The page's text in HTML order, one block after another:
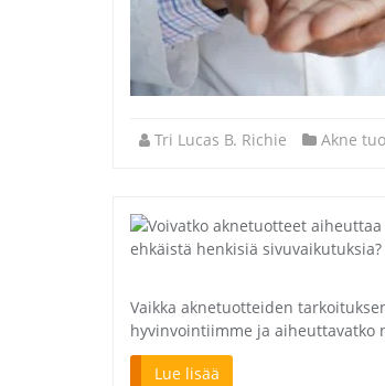
Tri Lucas B. Richie Akne
Vaikka aknetuotteiden
hyvinvointiimme ja aiheuttavatko
Lue lisää